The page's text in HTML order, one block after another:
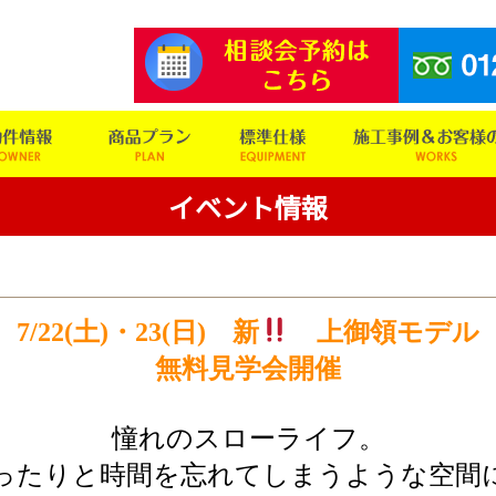
イベント情報
7/22(土)・23(日) 新
上御領モデル
無料見学会開催
憧れのスローライフ。
たりと時間を忘れてしまうような空間